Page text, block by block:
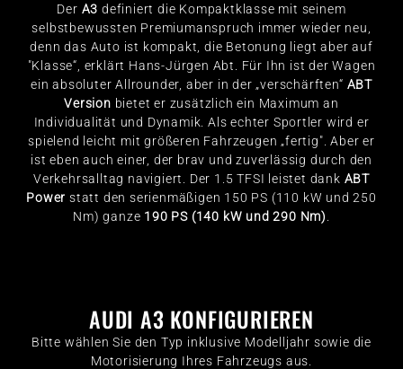
Der A3 definiert die Kompaktklasse mit seinem
selbstbewussten Premiumanspruch immer wieder neu,
denn das Auto ist kompakt, die Betonung liegt aber auf
"Klasse“, erklärt Hans-Jürgen Abt. Für Ihn ist der Wagen
ein absoluter Allrounder, aber in der „verschärften“ ABT
Version bietet er zusätzlich ein Maximum an
Individualität und Dynamik. Als echter Sportler wird er
spielend leicht mit größeren Fahrzeugen „fertig". Aber er
ist eben auch einer, der brav und zuverlässig durch den
Verkehrsalltag navigiert. Der 1.5 TFSI leistet dank ABT
Power statt den serienmäßigen 150 PS (110 kW und 250
Nm) ganze 190 PS (140 kW und 290 Nm)
AUDI A3 KONFIGURIEREN
Bitte wählen Sie den Typ inklusive Modelljahr sowie die
Motorisierung Ihres Fahrzeugs aus.